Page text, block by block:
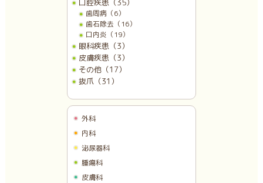
口腔疾患（35）
歯周病（6）
歯石除去（16）
口内炎（19）
眼科疾患（3）
皮膚疾患（3）
その他（17）
抜爪（31）
外科
内科
泌尿器科
腫瘍科
皮膚科